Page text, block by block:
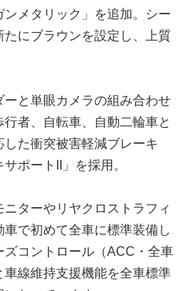
メタリック」を追加。シー
たにブラウンを設定し、上質
と単眼カメラの組み合わせ
者、自転車、自動二輪車と
た衝突被害軽減ブレーキ
ポートII」を採用。
ターやリヤクロストラフィ
で初めて全車に標準装備し
コントロール（ACC・全車
線維持支援機能を全車標準